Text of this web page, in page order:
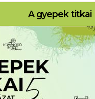
A gyepek titkai